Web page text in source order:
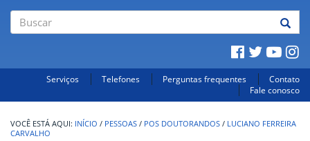
Serviços Telefones Perguntas frequentes
Contato
Fale conosco
INÍCIO / PESSOAS / POS DOUTORANDOS / LUCIANO FERREIRA
CARVALHO